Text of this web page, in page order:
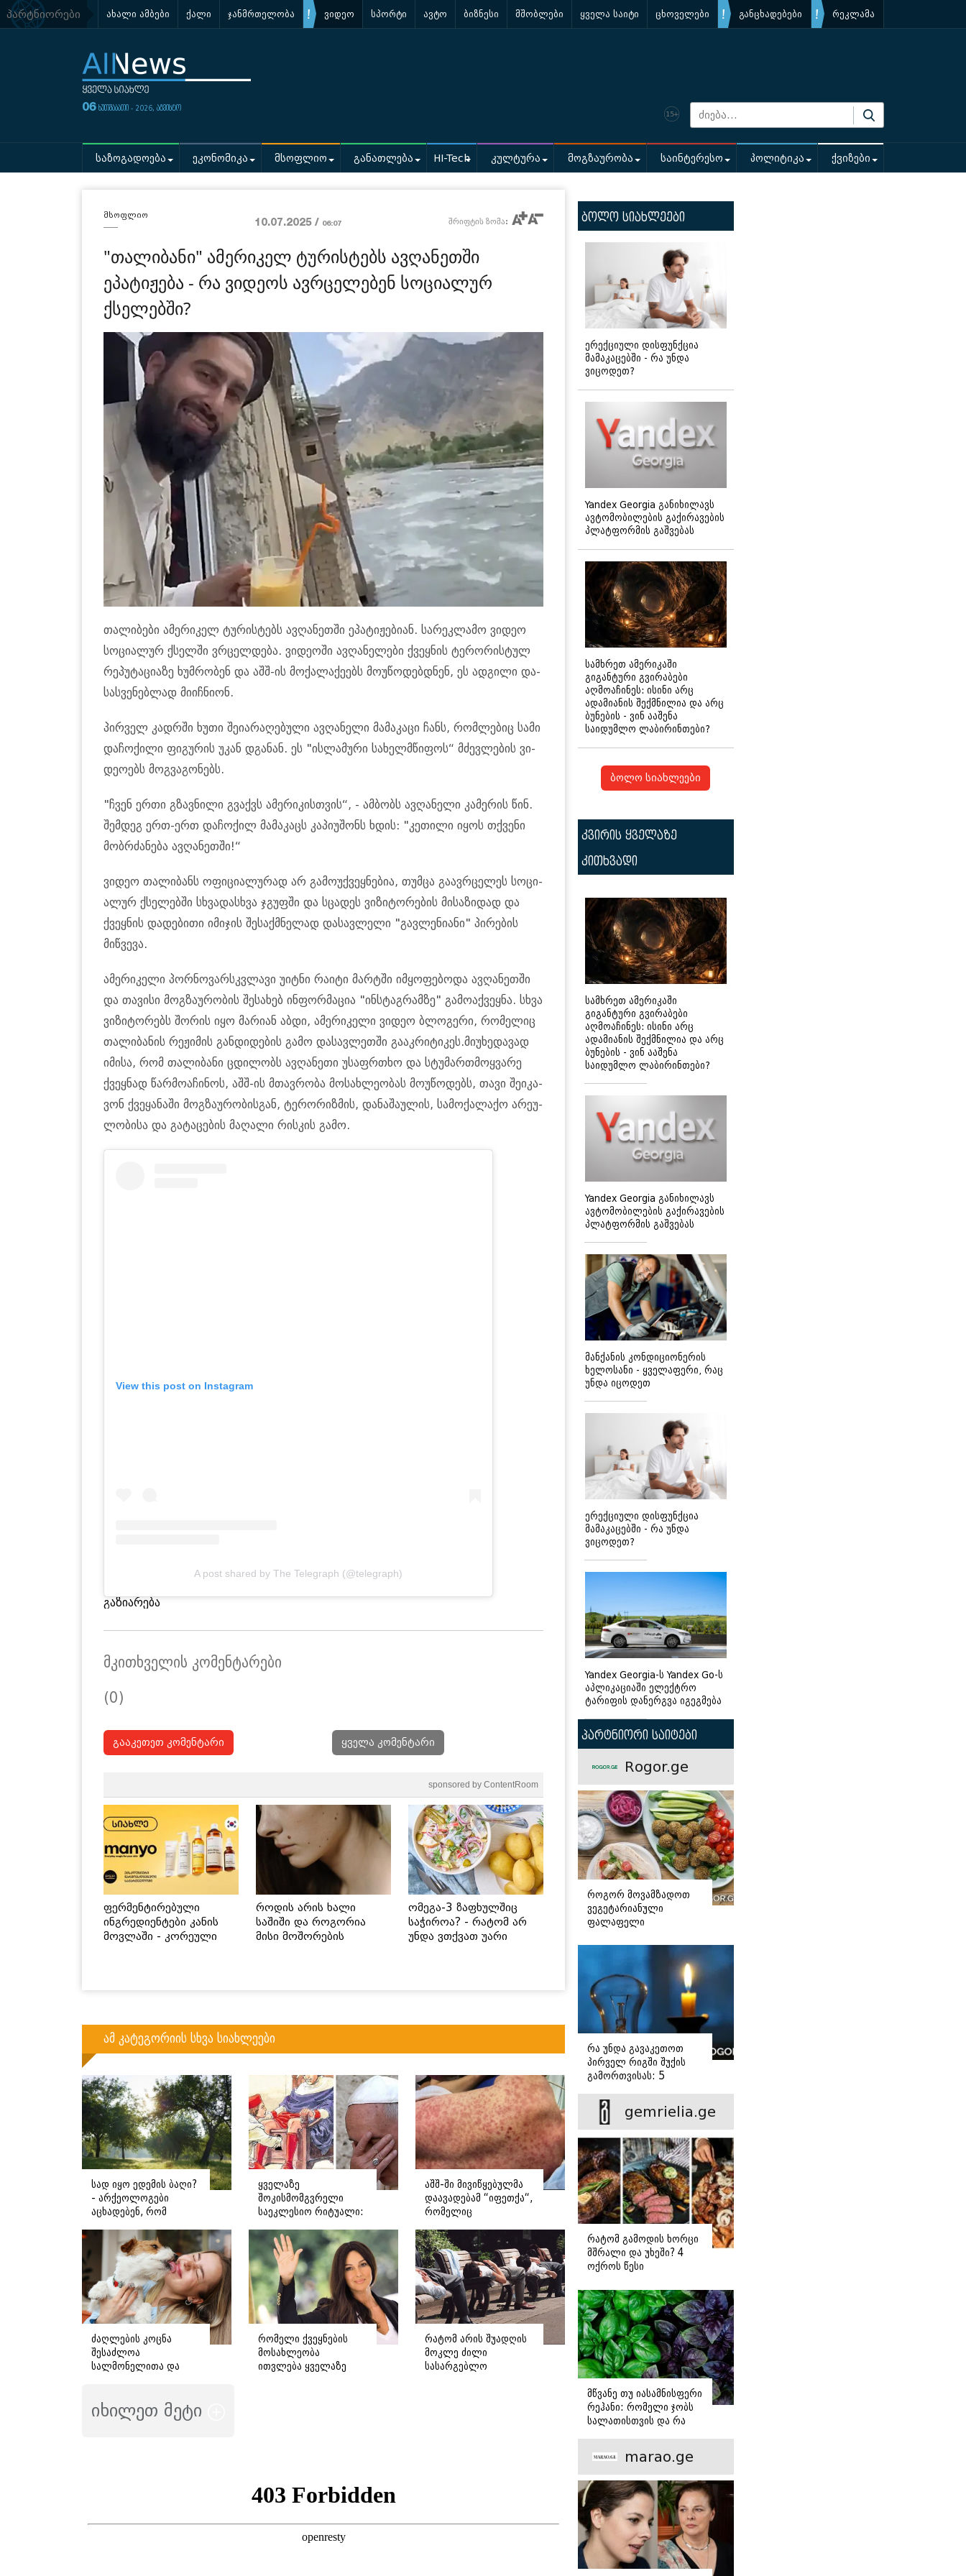
პარტნიორები ახალი ამბები ქალი ჯანმრთელობა ვიდეო სპორტი ავტო ბიზნესი მშობლები ყველა საიტი ცხოველები განცხადებები რეკლამა
06 ხუთშაბათი - 2026, აგვისტო
საზოგადოება ეკონომიკა მსოფლიო განათლება HI-Tech კულტურა მოგზაურობა საინტერესო პოლიტიკა ქვიზები
მსოფლიო
10.07.2025 / 06:07 შრიფტის ზომა:
"თალიბანი" ამერიკელ ტურისტებს ავღანეთში
ეპატიჟება - რა ვიდეოს ავრცელებენ სოციალურ
ქსელებში?
თა­ლი­ბე­ბი ამე­რი­კელ ტუ­რის­ტებს ავ­ღა­ნეთ­ში ეპა­ტი­ჟე­ბი­ან. სა­რეკ­ლა­მო ვი­დეო
სო­ცი­ა­ლურ ქსელ­ში ვრცელ­დე­ბა. ვი­დე­ო­ში ავ­ღა­ნე­ლე­ბი ქვეყ­ნის ტე­რო­რის­ტულ
რე­პუ­ტა­ცი­ა­ზე ხუმ­რო­ბენ და აშშ-ის მო­ქა­ლა­ქე­ებს მო­უ­წო­დებ­დნენ, ეს ად­გი­ლი და­
სას­ვე­ნებ­ლად მი­იჩ­ნი­ონ.
პირ­ველ კადრში ხუთი შე­ი­ა­რა­ღე­ბუ­ლი ავ­ღა­ნე­ლი მა­მა­კა­ცი ჩანს, რომ­ლე­ბიც სამი
და­ჩო­ქი­ლი ფი­გუ­რის უკან დგა­ნან. ეს "ის­ლა­მუ­რი სა­ხელ­მწი­ფოს“ მძევ­ლე­ბის ვი­
დე­ო­ებს მოგ­ვა­გო­ნებს.
"ჩვენ ერთი გზავ­ნი­ლი გვაქვს ამე­რი­კის­თვის“, - ამ­ბობს ავ­ღა­ნე­ლი კა­მე­რის წინ.
შემ­დეგ ერთ-ერთ და­ჩო­ქილ მა­მა­კაცს კა­პი­უ­შონს ხდის: "კე­თი­ლი იყოს თქვე­ნი
მობ­რძა­ნე­ბა ავ­ღა­ნეთ­ში!“
ვი­დეო თა­ლი­ბანს ოფი­ცი­ა­ლუ­რად არ გა­მო­უქ­ვეყ­ნე­ბია, თუმ­ცა გა­ავ­რცე­ლეს სო­ცი­
ა­ლურ ქსე­ლებ­ში სხვა­დას­ხვა ჯგუფ­ში და სცა­დეს ვი­ზი­ტო­რე­ბის მი­სა­ზი­დად და
ქვეყ­ნის და­დე­ბი­თი იმი­ჯის შე­საქ­მნე­ლად და­სავ­ლე­ლი "გავ­ლე­ნი­ა­ნი" პი­რე­ბის
მიწ­ვე­ვა.
ამე­რი­კე­ლი პორ­ნო­ვარ­სკვლა­ვი უიტ­ნი რა­ი­ტი მარ­ტში იმ­ყო­ფე­ბო­და ავ­ღა­ნეთ­ში
და თა­ვი­სი მოგ­ზა­უ­რო­ბის შე­სა­ხებ ინ­ფორ­მა­ცია "ინ­სტაგ­რამ­ზე" გა­მო­აქ­ვეყ­ნა. სხვა
ვი­ზი­ტო­რებს შო­რის იყო მა­რი­ან აბდი, ამე­რი­კე­ლი ვი­დეო ბლო­გე­რი, რო­მე­ლიც
თა­ლი­ბა­ნის რე­ჟი­მის გან­დი­დე­ბის გამო და­სავ­ლეთ­ში გა­აკ­რი­ტი­კეს.მი­უ­ხე­და­ვად
იმი­სა, რომ თა­ლი­ბა­ნი ცდი­ლობს ავ­ღა­ნე­თი უსაფრ­თხო და სტუ­მარ­თმოყ­ვა­რე
ქვეყ­ნად წარ­მო­ა­ჩი­ნოს, აშშ-ის მთავ­რო­ბა მო­სახ­ლე­ო­ბას მო­უ­წო­დებს, თავი შე­ი­კა­
ვონ ქვე­ყა­ნა­ში მოგ­ზა­უ­რო­ბის­გან, ტე­რო­რიზ­მის, და­ნა­შა­უ­ლის, სა­მო­ქა­ლა­ქო არე­უ­
ლო­ბი­სა და გა­ტა­ცე­ბის მა­ღა­ლი რის­კის გამო.
View this post on Instagram
A post shared by The Telegraph (@telegraph)
გაზიარება
მკითხველის კომენტარები
(0)
გააკეთეთ კომენტარი ყველა კომენტარი
sponsored by ContentRoom
ფერმენტირებული
ინგრედიენტები კანის
მოვლაში - კორეული
როდის არის ხალი
საშიში და როგორია
მისი მოშორების
ომეგა-3 ზაფხულშიც
საჭიროა? - რატომ არ
უნდა ვთქვათ უარი
ამ კატეგორიის სხვა სიახლეები
სად იყო ედემის ბაღი?
- არქეოლოგები
აცხადებენ, რომ
ადგილმდებარეობა
დაადგინეს
ყველაზე
შოკისმომგვრელი
საეკლესიო რიტუალი:
უმოწმებდნენ რომის
პაპს სქესს?
აშშ-ში მივიწყებულმა
დაავადებამ “იფეთქა“,
რომელიც
ჰოსპიტალიზაციას
საჭიროებს - რას წერს
დასავლური მედია?
ძაღლების კოცნა
შესაძლოა
სალმონელითა და
ზრდიდეს -
სპეციალისტების
რომელი ქვეყნების
მოსახლეობა
ითვლება ყველაზე
რატომ არის შუადღის
მოკლე ძილი
სასარგებლო
იხილეთ მეტი
ბოლო სიახლეები
ერექციული დისფუნქცია
მამაკაცებში - რა უნდა
ვიცოდეთ?
Yandex Georgia განიხილავს
ავტომობილების გაქირავების
პლატფორმის გაშვებას
სამხრეთ ამერიკაში
გიგანტური გვირაბები
აღმოაჩინეს: ისინი არც
ადამიანის შექმნილია და არც
ბუნების - ვინ ააშენა
საიდუმლო ლაბირინთები?
ბოლო სიახლეები
კვირის ყველაზე
კითხვადი
სამხრეთ ამერიკაში
გიგანტური გვირაბები
აღმოაჩინეს: ისინი არც
ადამიანის შექმნილია და არც
ბუნების - ვინ ააშენა
საიდუმლო ლაბირინთები?
Yandex Georgia განიხილავს
ავტომობილების გაქირავების
პლატფორმის გაშვებას
მანქანის კონდიციონერის
ხელოსანი - ყველაფერი, რაც
უნდა იცოდეთ
ერექციული დისფუნქცია
მამაკაცებში - რა უნდა
ვიცოდეთ?
Yandex Georgia-ს Yandex Go-ს
აპლიკაციაში ელექტრო
ტარიფის დანერგვა იგეგმება
პარტნიორი საიტები
Rogor.ge
როგორ მოვამზადოთ
ვეგეტარიანული
ფალაფელი
რა უნდა გავაკეთოთ
პირველ რიგში შუქის
გამორთვისას: 5
gemrielia.ge
რატომ გამოდის ხორცი
მშრალი და უხეში? 4
ოქროს წესი
სტეიკისა და
მწვადისთვის
მწვანე თუ იასამნისფერი
რეჰანი: რომელი ჯობს
სალათისთვის და რა
marao.ge